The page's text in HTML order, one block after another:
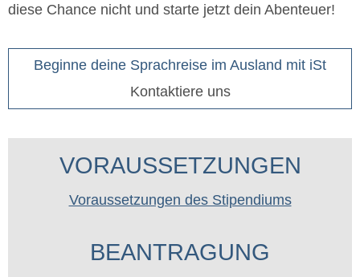
diese Chance nicht und starte jetzt dein Abenteuer!
Beginne deine Sprachreise im Ausland mit iSt
Kontaktiere uns
VORAUSSETZUNGEN
Voraussetzungen des Stipendiums
BEANTRAGUNG